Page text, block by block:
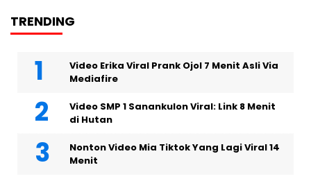
TRENDING
Video Erika Viral Prank Ojol 7 Menit Asli Via
Mediafire
Video SMP 1 Sanankulon Viral: Link 8 Menit
di Hutan
Nonton Video Mia Tiktok Yang Lagi Viral 14
Menit